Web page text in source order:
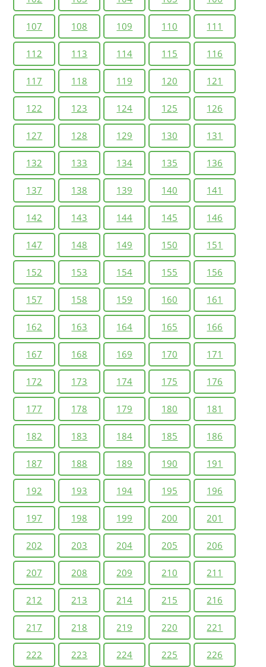
107 108 109 110 111
112 113 114 115 116
117 118 119 120 121
122 123 124 125 126
127 128 129 130 131
132 133 134 135 136
137 138 139 140 141
142 143 144 145 146
147 148 149 150 151
152 153 154 155 156
157 158 159 160 161
162 163 164 165 166
167 168 169 170 171
172 173 174 175 176
177 178 179 180 181
182 183 184 185 186
187 188 189 190 191
192 193 194 195 196
197 198 199 200 201
202 203 204 205 206
207 208 209 210 211
212 213 214 215 216
217 218 219 220 221
222 223 224 225 226